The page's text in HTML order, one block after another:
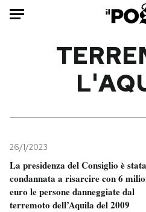
Mondo
Tecnologia
Internet
Cultura
26/1/2023
La presidenza del Consiglio è stata
condannata a risarcire con 6
euro le persone danneggiate dal
terremoto dell’Aquila del 2009